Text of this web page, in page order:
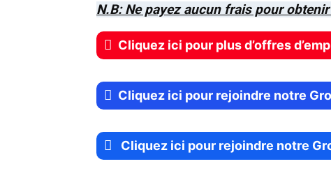
N.B: Ne payez aucun frais pour
Cliquez ici pour plus d’offres
Cliquez ici pour rejoindre notre
Cliquez ici pour rejoindre notre